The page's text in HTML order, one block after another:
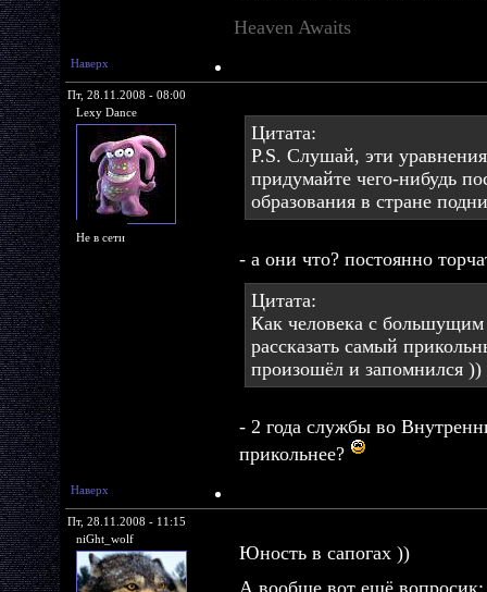
Heaven Awaits
Наверх
Пт, 28.11.2008 - 08:00
Lexy Dance
Не в сети
Цитата:
P.S. Слушай, эти
придумайте чего-нибудь
образования в стране
- а они что? постоянно
Цитата:
Как человека с
рассказать самый
произошёл и запомнился ))
- 2 года службы во
прикольнее?
Наверх
Пт, 28.11.2008 - 11:15
niGht_wolf
Юность в сапогах ))
А вообще вот ещё вопросик: